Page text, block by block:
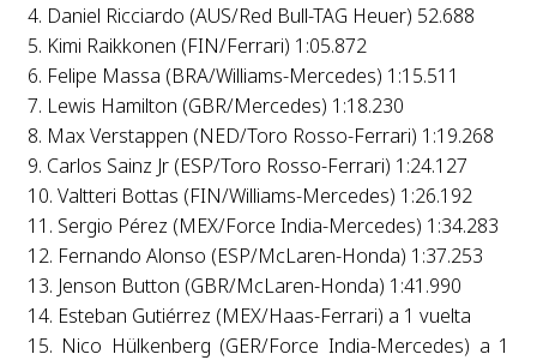
4. Daniel Ricciardo (AUS/Red Bull-TAG Heuer) 52.688
5. Kimi Raikkonen (FIN/Ferrari) 1:05.872
6. Felipe Massa (BRA/Williams-Mercedes) 1:15.511
7. Lewis Hamilton (GBR/Mercedes) 1:18.230
8. Max Verstappen (NED/Toro Rosso-Ferrari) 1:19.268
9. Carlos Sainz Jr (ESP/Toro Rosso-Ferrari) 1:24.127
10. Valtteri Bottas (FIN/Williams-Mercedes) 1:26.192
11. Sergio Pérez (MEX/Force India-Mercedes) 1:34.283
12. Fernando Alonso (ESP/McLaren-Honda) 1:37.253
13. Jenson Button (GBR/McLaren-Honda) 1:41.990
14. Esteban Gutiérrez (MEX/Haas-Ferrari) a 1 vuelta
15. Nico Hülkenberg (GER/Force India-Mercedes) a 1